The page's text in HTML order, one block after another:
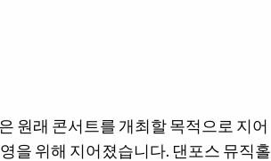
원래 콘서트를 개최할 목적으로 지어
을 위해 지어졌습니다. 댄포스 뮤직홀